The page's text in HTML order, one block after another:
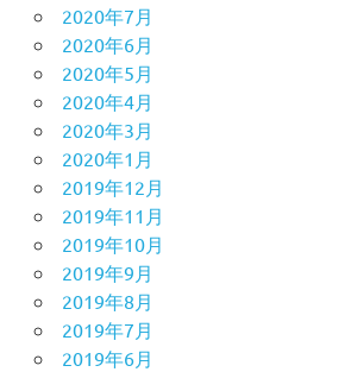
2020年7月
2020年6月
2020年5月
2020年4月
2020年3月
2020年1月
2019年12月
2019年11月
2019年10月
2019年9月
2019年8月
2019年7月
2019年6月